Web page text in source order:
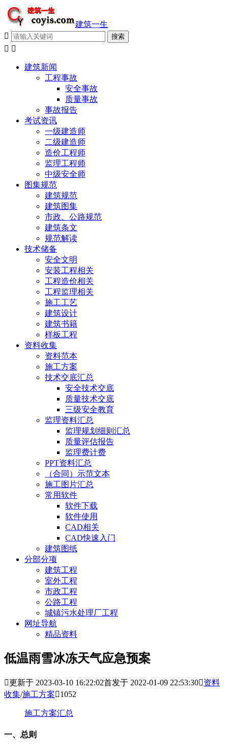
建筑一生

 
建筑新闻
工程事故
安全事故
质量事故
事故报告
考试资讯
一级建造师
二级建造师
造价工程师
监理工程师
中级安全师
图集规范
建筑规范
建筑图集
市政、公路规范
建筑条文
规范解读
技术储备
安全文明
安装工程相关
工程造价相关
工程监理相关
施工工艺
建筑设计
建筑书籍
样板工程
资料收集
资料范本
施工方案
技术交底汇总
安全技术交底
质量技术交底
三级安全教育
监理资料汇总
监理规划细则汇总
质量评估报告
监理费计费
PPT资料汇总
（合同）示范文本
施工图片汇总
常用软件
软件下载
软件使用
CAD相关
CAD快速入门
建筑图纸
分部分项
建筑工程
室外工程
市政工程
公路工程
城镇污水处理厂工程
网址导航
精品资料
低温雨雪冰冻天气应急预案
更新于 2023-03-10 16:22:02首发于 2022-01-09 22:53:30资料
收集/施工方案1052
施工方案汇总
一、总则